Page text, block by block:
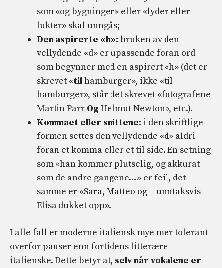
som «og bygninger» eller «lyder eller
lukter» skal unngås;
Den aspirerte «h»: bruken av den
vellydende «d» er upassende foran ord
som begynner med en aspirert «h» (det er
skrevet «tilhamburger», ikke «til
hamburger», står det skrevet «fotografene
Martin Parr Og Helmut Newton», etc.).
Kommaet eller snittene: i den skriftlige
formen settes den vellydende «d» aldri
foran et komma eller et til side. En setning
som «han kommer plutselig, og akkurat
som de andre gangene…» er feil, det
samme er «Sara, Matteo og – unntaksvis –
Elisa dukket opp».
I alle fall er moderne italiensk mye mer tolerant
overfor pauser enn fortidens litterære
italienske. Dette betyr at, selv når vokalene er